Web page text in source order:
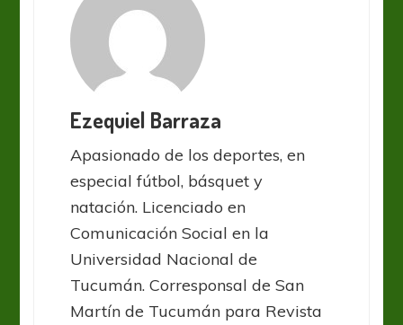
Ezequiel Barraza
Apasionado de los deportes, en
especial fútbol, básquet y
natación. Licenciado en
Comunicación Social en la
Universidad Nacional de
Tucumán. Corresponsal de San
Martín de Tucumán para Revista